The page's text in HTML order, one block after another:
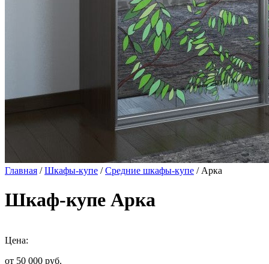
Главная /Шкафы-купе /Средние шкафы-купе / Арка
Шкаф-купе Арка
Цена:
от 50 000 руб.